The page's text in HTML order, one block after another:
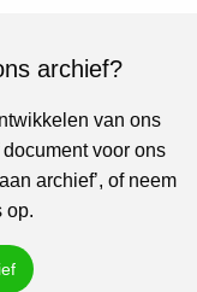
archief?
van ons
voor ons
archief’, of neem
op.